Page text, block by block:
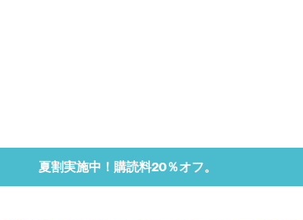
夏割実施中！購読料20％オフ。